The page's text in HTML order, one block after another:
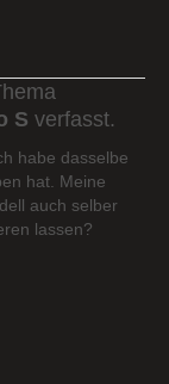
S verfasst.
habe dasselbe
hat. Meine
auch selber
lassen?